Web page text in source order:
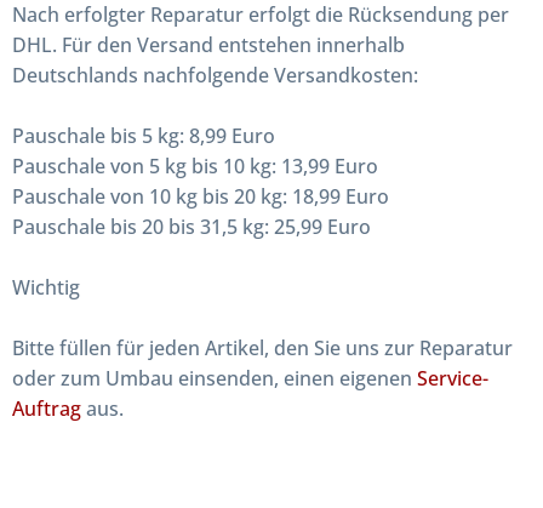
Nach erfolgter Reparatur erfolgt die Rücksendung per
DHL. Für den Versand entstehen innerhalb
Deutschlands nachfolgende Versandkosten:
Pauschale bis 5 kg: 8,99 Euro
Pauschale von 5 kg bis 10 kg: 13,99 Euro
Pauschale von 10 kg bis 20 kg: 18,99 Euro
Pauschale bis 20 bis 31,5 kg: 25,99 Euro
Wichtig
Bitte füllen für jeden Artikel, den Sie uns zur Reparatur
oder zum Umbau einsenden, einen eigenen Service-
Auftragaus.